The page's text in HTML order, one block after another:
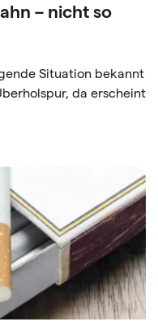
– nicht so
Situation bekannt
da erscheint